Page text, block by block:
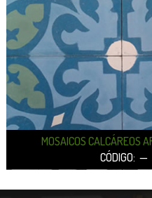
MOSAICOS CALCÁREOS
CÓDIGO: —